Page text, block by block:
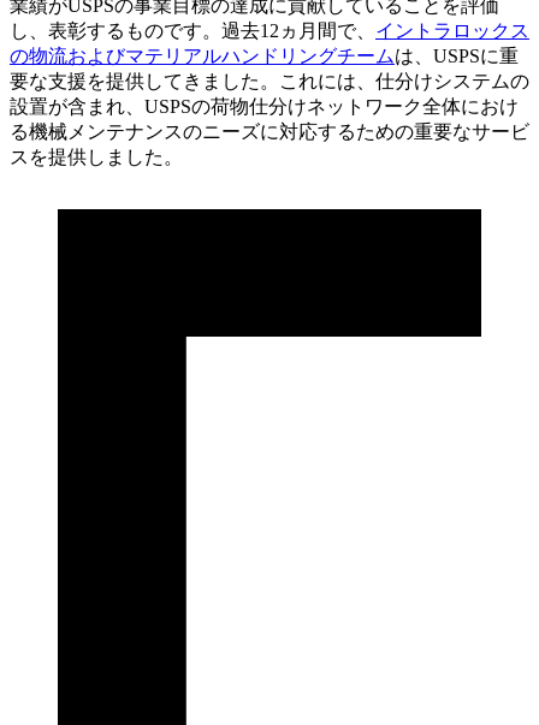
業績がUSPSの事業目標の達成に貢献していることを評価
し、表彰するものです。過去12ヵ月間で、 イントラロックス
の物流およびマテリアルハンドリングチームは、USPSに重
要な支援を提供してきました。これには、仕分けシステムの
設置が含まれ、USPSの荷物仕分けネットワーク全体におけ
る機械メンテナンスのニーズに対応するための重要なサービ
スを提供しました。